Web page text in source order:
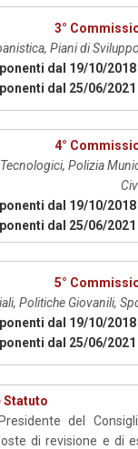
3°
Piani di
dal 19/10/2018
dal 25/06/2021
4°
Polizia
dal 19/10/2018
dal 25/06/2021
5°
Politiche Giovanili,
dal 19/10/2018
dal 25/06/2021
Statuto
del
di revisione e di